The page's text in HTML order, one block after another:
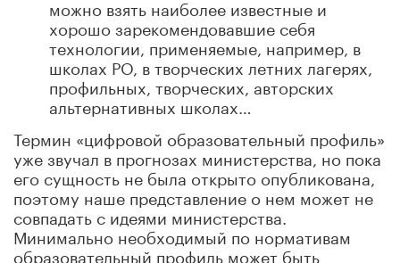
можно взять наиболее известные и
хорошо зарекомендовавшие себя
технологии, применяемые, например, в
школах РО, в творческих летних лагерях,
профильных, творческих, авторских
альтернативных школах…
Термин «цифровой образовательный профиль»
уже звучал в прогнозах министерства, но пока
его сущность не была открыто опубликована,
поэтому наше представление о нем может не
совпадать с идеями министерства.
Минимально необходимый по нормативам
образовательный профиль может быть